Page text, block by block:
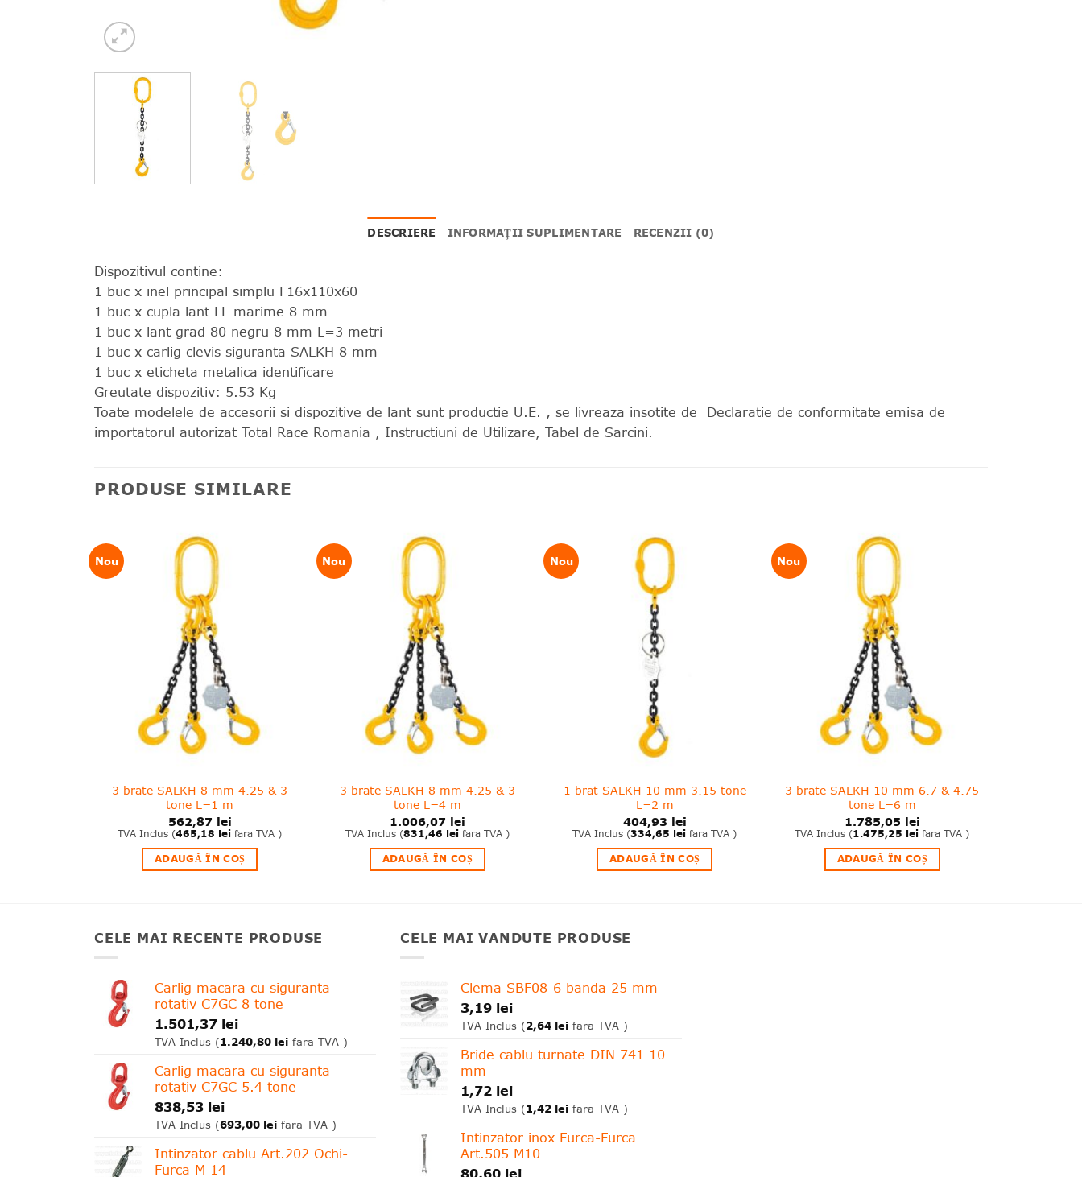
DESCRIERE INFORMAȚII SUPLIMENTARE RECENZII (0)
Dispozitivul contine:
1 buc x inel principal simplu F16x110x60
1 buc x cupla lant LL marime 8 mm
1 buc x lant grad 80 negru 8 mm L=3 metri
1 buc x carlig clevis siguranta SALKH 8 mm
1 buc x eticheta metalica identificare
Greutate dispozitiv: 5.53 Kg
Toate modelele de accesorii si dispozitive de lant sunt productie U.E. , se livreaza insotite de Declaratie de conformitate emisa de
importatorul autorizat Total Race Romania , Instructiuni de Utilizare, Tabel de Sarcini.
PRODUSE SIMILARE
Nou
3 brate SALKH 8 mm 4.25 & 3
tone L=1 m
562,87 lei
TVA Inclus (465,18 lei fara TVA )
ADAUGĂ ÎN COȘ
Nou
3 brate SALKH 8 mm 4.25 & 3
tone L=4 m
1.006,07 lei
TVA Inclus (831,46 leifara TVA )
ADAUGĂ ÎN COȘ
Nou
1 brat SALKH 10 mm 3.15 tone
L=2 m
404,93 lei
TVA Inclus (334,65 lei fara TVA )
ADAUGĂ ÎN COȘ
Nou
3 brate SALKH 10 mm 6.7 & 4.75
tone L=6 m
1.785,05 lei
TVA Inclus (1.475,25 lei fara TVA )
ADAUGĂ ÎN COȘ
CELE MAI RECENTE PRODUSE
Carlig macara cu siguranta
rotativ C7GC 8 tone
1.501,37 lei
TVA Inclus (1.240,80 lei fara TVA )
Carlig macara cu siguranta
rotativ C7GC 5.4 tone
838,53 lei
TVA Inclus (693,00 lei fara TVA )
Intinzator cablu Art.202 Ochi-
Furca M 14
CELE MAI VANDUTE PRODUSE
Clema SBF08-6 banda 25 mm
3,19 lei
TVA Inclus (2,64 lei fara TVA )
Bride cablu turnate DIN 741 10
mm
1,72 lei
TVA Inclus (1,42 lei fara TVA )
Intinzator inox Furca-Furca
Art.505 M10